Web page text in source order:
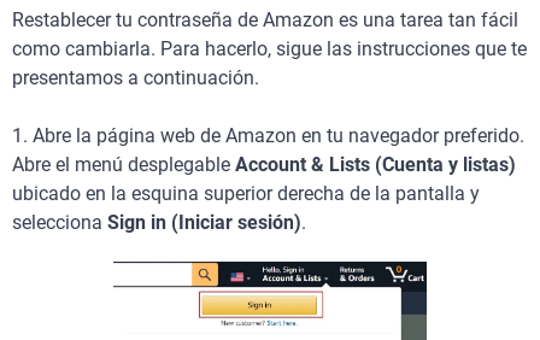
Restablecer tu contraseña de Amazon es una tarea tan fácil
como cambiarla. Para hacerlo, sigue las instrucciones que te
presentamos a continuación.
1. Abre la página web de Amazon en tu navegador preferido.
Abre el menú desplegable Account & Lists (Cuenta y listas)
ubicado en la esquina superior derecha de la pantalla y
selecciona Sign in (Iniciar sesión).